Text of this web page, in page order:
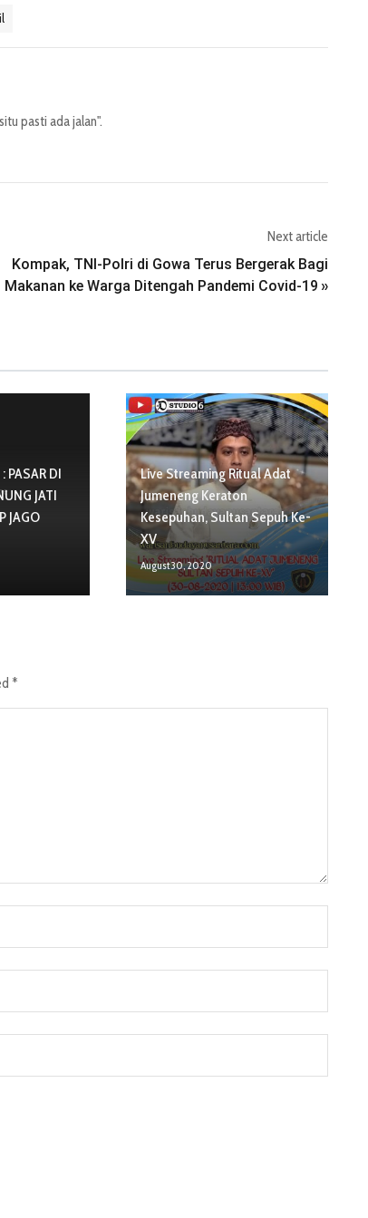
volume.
pasti ada jalan".
Next article
Kompak, TNI-Polri di Gowa Terus Bergerak Bagi
Makanan ke Warga Ditengah Pandemi Covid-19 »
PASAR DI
JATI
JAGO
Live Streaming Ritual Adat
Jumeneng Keraton
Kesepuhan, Sultan Sepuh Ke-
XV
August 30, 2020
*